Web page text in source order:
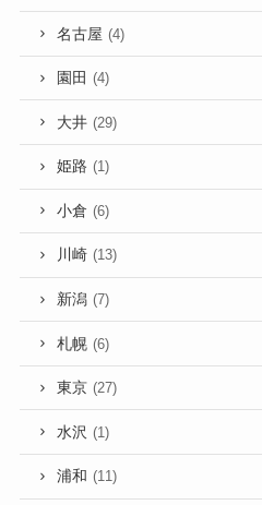
名古屋 (4)
園田 (4)
大井 (29)
姫路 (1)
小倉 (6)
川崎 (13)
新潟 (7)
札幌 (6)
東京 (27)
水沢 (1)
浦和 (11)